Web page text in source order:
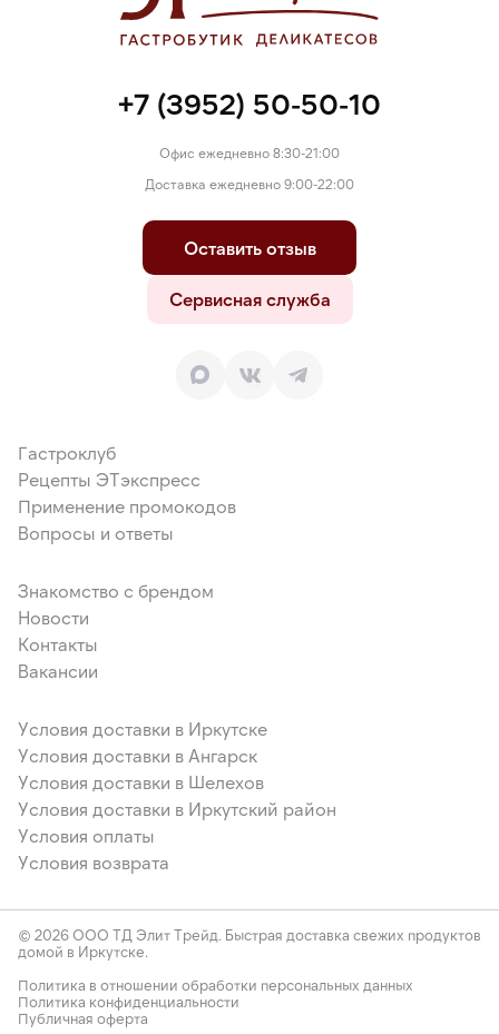
+7 (3952) 50-50-10
Офис ежедневно 8:30-21:00
Доставка ежедневно 9:00-22:00
Оставить отзыв
Сервисная служба
Гастроклуб
Рецепты ЭТэкспресс
Применение промокодов
Вопросы и ответы
Знакомство с брендом
Новости
Контакты
Вакансии
Условия доставки в Иркутске
Условия доставки в Ангарск
Условия доставки в Шелехов
Условия доставки в Иркутский район
Условия оплаты
Условия возврата
© 2026 ООО ТД Элит Трейд. Быстрая доставка свежих продуктов
домой в Иркутске.
Политика в отношении обработки персональных данных
Политика конфиденциальности
Публичная оферта